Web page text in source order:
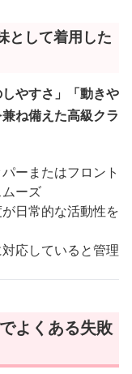
として着用した
やすさ」「動きや
ね備えた高級クラ
ーまたはフロント
ーズ
日常的な活動性を
応していると管理
よくある失敗